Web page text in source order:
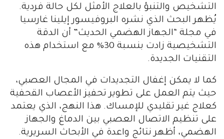
التشخيص والتنبؤ بالعلاج الأمثل لكل حالة فردية.
يُظهر البحث الذي نشره البروفيسور إيلينا غارسيا
في مجلة “الجهاز الهضمي الحديث” أن الدقة
التشخيصية زادت بنسبة 30% مع استخدام هذه
التقنيات الجديدة.
كما لا يمكن إغفال التجديدات في المجال العصبي،
حيث يتم العمل على تطوير تحفيز الأعصاب القحفية
كعلاج غير تقليدي للإمساك. هذا النهج، الذي يعتمد
على تنظيم الاتصال العصبي بين الدماغ والجهاز
الهضمي، أظهر نتائج واعدة في الأبحاث السريرية.